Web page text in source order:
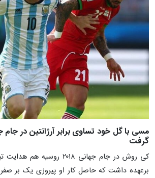
گرفت
کی روش در جام جهانی ۲۰۱۸
برعهده داشت که حاصل کار او پیروزی یک بر